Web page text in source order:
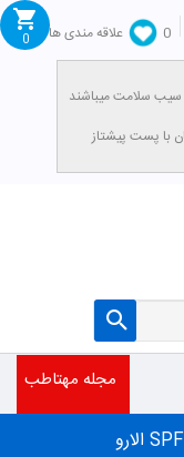
0
علاقه مندی ها
0
مجله مهتاطب